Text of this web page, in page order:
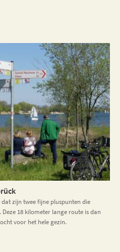
zijn twee fijne pluspunten die
18 kilometer lange route is dan
voor het hele gezin.